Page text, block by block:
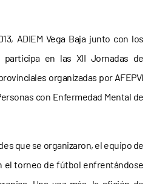
ADIEM Vega Baja junto con los
participa en las XII Jornadas de
organizadas por AFEPVI
con Enfermedad Mental de
que se organizaron, el equipo de
el torneo de fútbol enfrentándose